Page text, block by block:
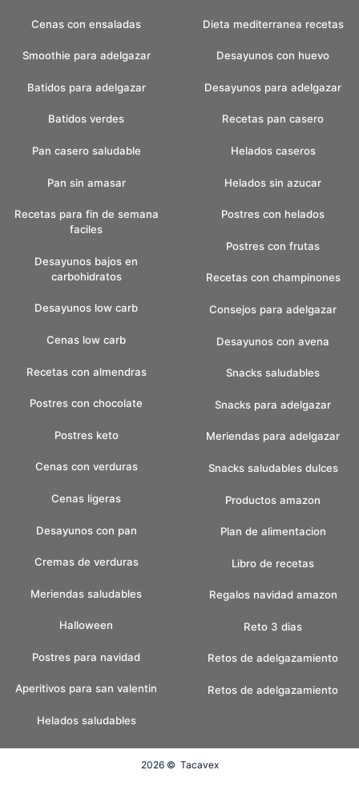
Cenas con ensaladas
Smoothie para adelgazar
Batidos para adelgazar
Batidos verdes
Dieta mediterranea recetas
Desayunos con huevo
Desayunos para adelgazar
Recetas pan casero
Pan casero saludable
Pan sin amasar
Recetas para fin de semana
faciles
Desayunos bajos en
carbohidratos
Desayunos low carb
Cenas low carb
Recetas con almendras
Postres con chocolate
Postres keto
Cenas con verduras
Cenas ligeras
Desayunos con pan
Cremas de verduras
Meriendas saludables
Halloween
Postres para navidad
Aperitivos para san valentin
Helados saludables
Helados caseros
Helados sin azucar
Postres con helados
Postres con frutas
Recetas con champinones
Consejos para adelgazar
Desayunos con avena
Snacks saludables
Snacks para adelgazar
Meriendas para adelgazar
Snacks saludables dulces
Productos amazon
Plan de alimentacion
Libro de recetas
Regalos navidad amazon
Reto 3 dias
Retos de adelgazamiento
Retos de adelgazamiento
2026 © Tacavex